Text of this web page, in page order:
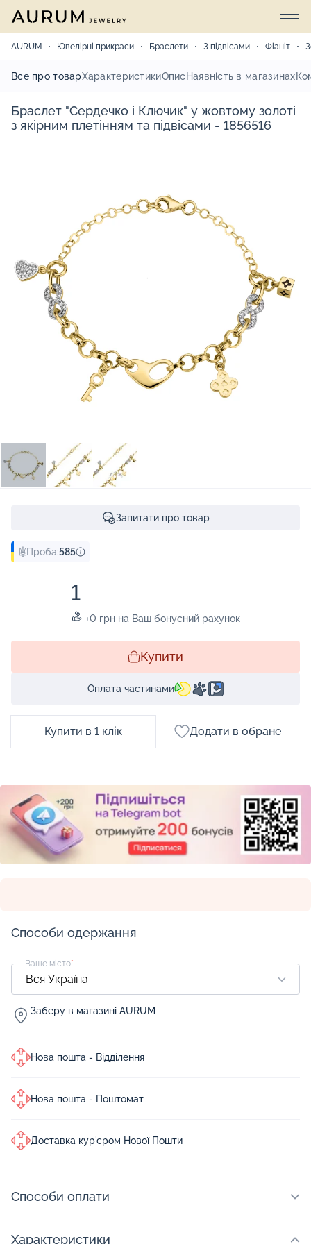
AURUM Ювелірні прикраси Браслети З підвісами Фіаніт
Все про товарХарактеристикиОпис Наявність в магазинах
Браслет "Сердечко і Ключик" у жовтому золоті
з якірним плетінням та підвісами - 1856516
Запитати про товар
Проба:585
1
+0 грн на Ваш бонусний рахунок
Купити
Оплата частинами
Купити в 1 клік Додати в обране
Способи одержання
Ваше місто*
Заберу в магазині AURUM
Нова пошта - Відділення
Нова пошта - Поштомат
Доставка кур'єром Нової Пошти
Способи оплати
Характеристики